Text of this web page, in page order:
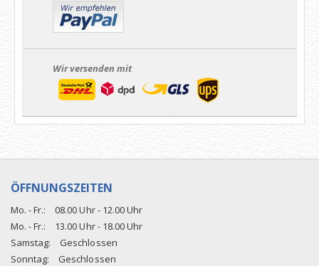
Wir versenden mit
ÖFFNUNGSZEITEN
Mo. - Fr.:
08.00 Uhr - 12.00 Uhr
Mo. - Fr.:
13.00 Uhr - 18.00 Uhr
Samstag:
Geschlossen
Sonntag:
Geschlossen